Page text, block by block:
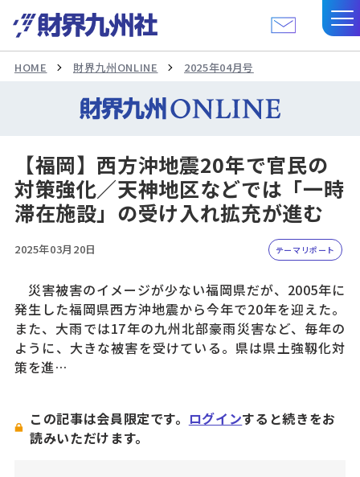
HOME 財界九州ONLINE 2025年04月号
【福岡】西方沖地震20年で官民の
対策強化／天神地区などでは「一時
滞在施設」の受け入れ拡充が進む
2025年03月20日 テーマリポート
災害被害のイメージが少ない福岡県だが、2005年に
発生した福岡県西方沖地震から今年で20年を迎えた。
また、大雨では17年の九州北部豪雨災害など、毎年の
ように、大きな被害を受けている。県は県土強靱化対
策を進…
この記事は会員限定です。 ログインすると続きをお
読みいただけます。